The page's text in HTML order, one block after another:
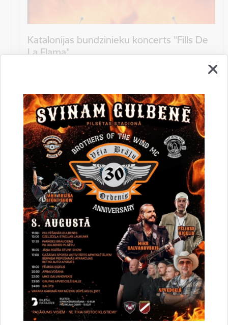
Katalonijas bundzinieku koncerts "Fills De
La Flama"
Koncerts
Datums
12. novembris, 2022
Laiks
10.00
Atrašanās vieta
Druvienas Latviskās dzīvesziņas centrs